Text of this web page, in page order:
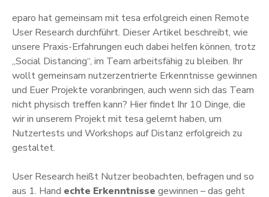
eparo hat gemeinsam mit tesa erfolgreich einen Remote
User Research durchführt. Dieser Artikel beschreibt, wie
unsere Praxis-Erfahrungen euch dabei helfen können, trotz
„Social Distancing“, im Team arbeitsfähig zu bleiben. Ihr
wollt gemeinsam nutzerzentrierte Erkenntnisse gewinnen
und Euer Projekte voranbringen, auch wenn sich das Team
nicht physisch treffen kann? Hier findet Ihr 10 Dinge, die
wir in unserem Projekt mit tesa gelernt haben, um
Nutzertests und Workshops auf Distanz erfolgreich zu
gestaltet.
User Research heißt Nutzer beobachten, befragen und so
aus 1. Hand echte Erkenntnisse gewinnen – das geht